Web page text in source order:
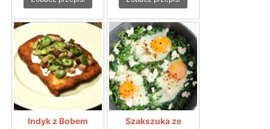
Indyk z Bobem
Szakszuka ze